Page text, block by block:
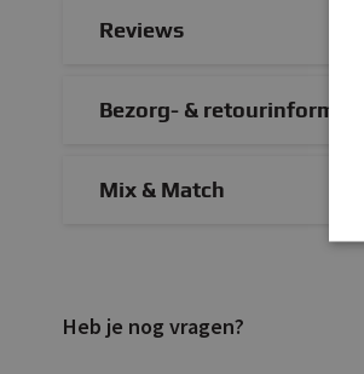
Reviews
Bezorg- & retourinformatie
Mix & Match
Heb je nog vragen?